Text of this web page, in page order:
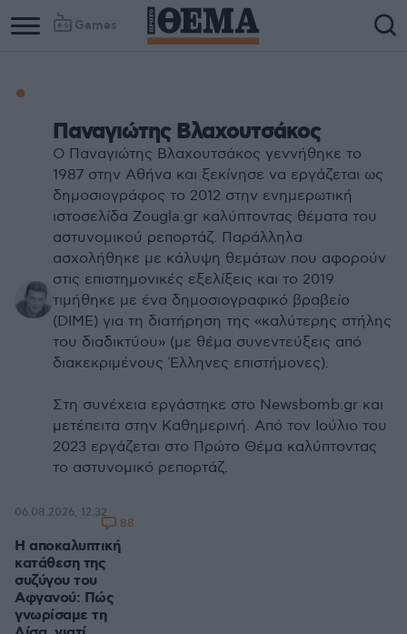
Games
Παναγιώτης Βλαχουτσάκος
Ο Παναγιώτης Βλαχουτσάκος γεννήθηκε το
1987 στην Αθήνα και ξεκίνησε να εργάζεται ως
δημοσιογράφος το 2012 στην ενημερωτική
ιστοσελίδα Zougla.gr καλύπτοντας θέματα του
αστυνομικού ρεπορτάζ. Παράλληλα
ασχολήθηκε με κάλυψη θεμάτων που αφορούν
στις επιστημονικές εξελίξεις και το 2019
τιμήθηκε με ένα δημοσιογραφικό βραβείο
(DIME) για τη διατήρηση της «καλύτερης στήλης
του διαδικτύου» (με θέμα συνεντεύξεις από
διακεκριμένους Έλληνες επιστήμονες).
Στη συνέχεια εργάστηκε στο Νewsbomb.gr και
μετέπειτα στην Καθημερινή. Από τον Ιούλιο του
2023 εργάζεται στο Πρώτο Θέμα καλύπτοντας
το αστυνομικό ρεπορτάζ.
Η αποκαλυπτική
κατάθεση της
συζύγου του
Αφγανού: Πώς
γνωρίσαμε τη
06.08.2026, 12:32
88